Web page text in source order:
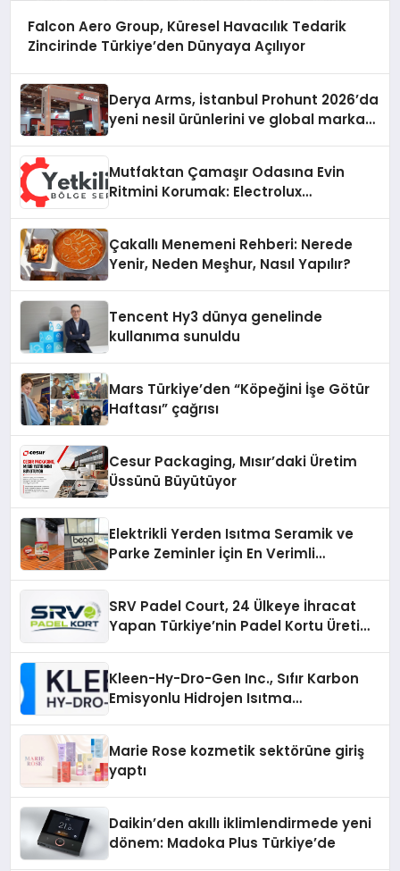
Falcon Aero Group, Küresel Havacılık Tedarik
Zincirinde Türkiye’den Dünyaya Açılıyor
Derya Arms, İstanbul Prohunt 2026’da
yeni nesil ürünlerini ve global marka
Mutfaktan Çamaşır Odasına Evin
Ritmini Korumak: Electrolux
Çakallı Menemeni Rehberi: Nerede
Yenir, Neden Meşhur, Nasıl Yapılır?
Tencent Hy3 dünya genelinde
kullanıma sunuldu
Mars Türkiye’den “Köpeğini İşe Götür
Haftası” çağrısı
Cesur Packaging, Mısır’daki Üretim
Üssünü Büyütüyor
Elektrikli Yerden Isıtma Seramik ve
Parke Zeminler İçin En Verimli
SRV Padel Court, 24 Ülkeye İhracat
Yapan Türkiye’nin Padel Kortu Üretim
Kleen-Hy-Dro-Gen Inc., Sıfır Karbon
Emisyonlu Hidrojen Isıtma
Marie Rose kozmetik sektörüne giriş
yaptı
Daikin’den akıllı iklimlendirmede yeni
dönem: Madoka Plus Türkiye’de